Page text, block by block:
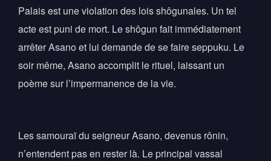
Palais est une violation des lois shôgunales. Un tel
acte est puni de mort. Le shôgun fait immédiatement
arrêter Asano et lui demande de se faire seppuku. Le
soir même, Asano accomplit le rituel, laissant un
poème sur l’impermanence de la vie.
Les samouraï du seigneur Asano, devenus rônin,
n’entendent pas en rester là. Le principal vassal